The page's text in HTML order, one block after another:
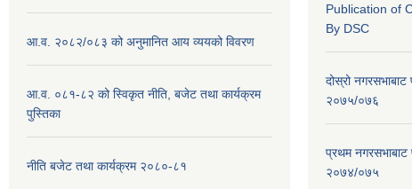
आ.व. २०८२/०८३ को अनुमानित आय व्ययको विवरण
आ.व. ०८१-८२ को स्विकृत नीति, बजेट तथा कार्यक्रम
पुस्तिका
नीति बजेट तथा कार्यक्रम २०८०-८१
Publication of
By DSC
दोस्रो नगरसभाबाट
२०७५/०७६
प्रथम नगरसभाबाट
२०७४/०७५